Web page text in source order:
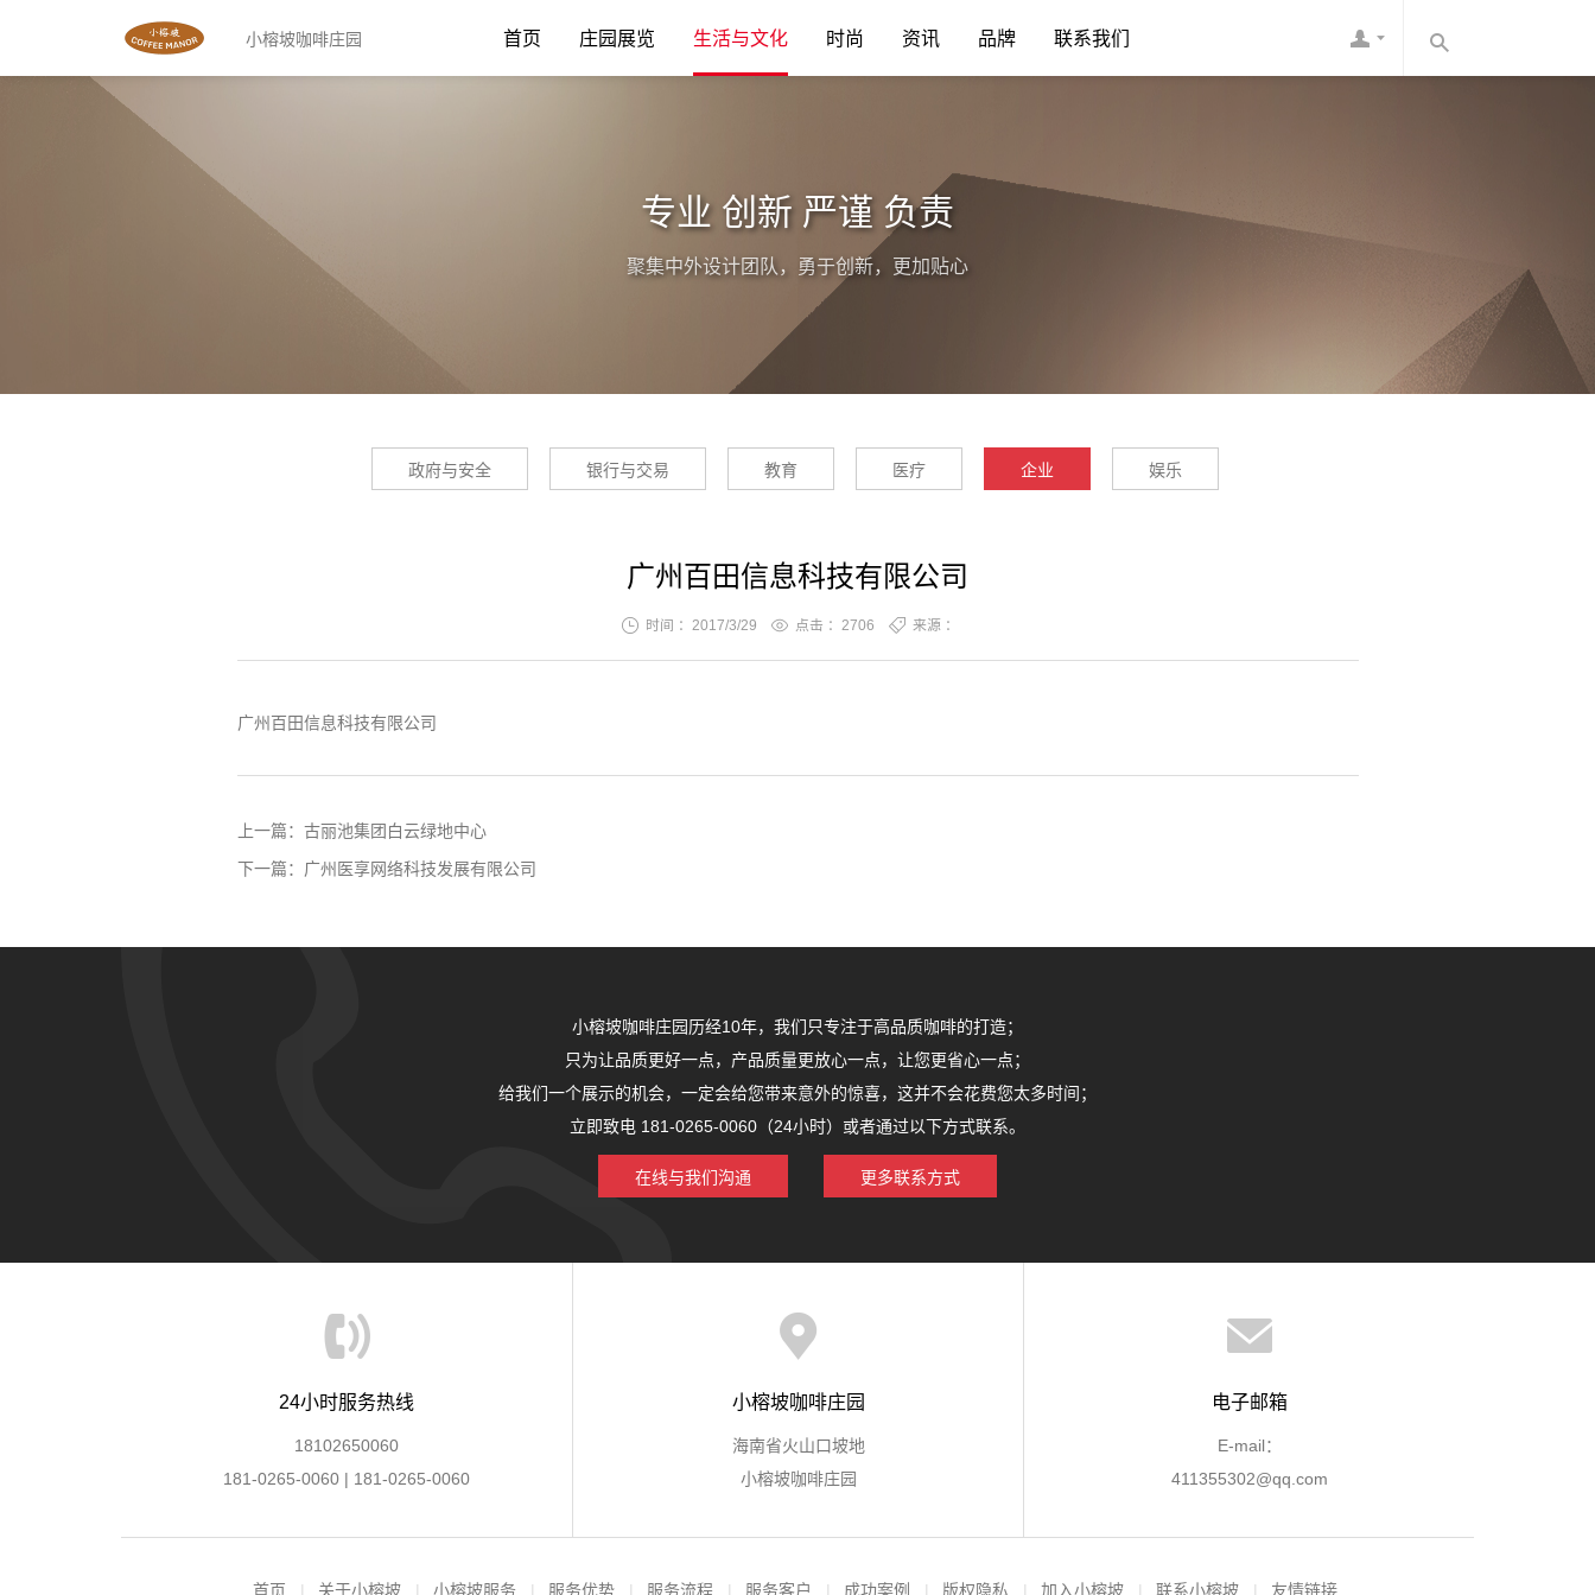
小榕坡咖啡庄园 首页 庄园展览 生活与文化 时尚 资讯 品牌 联系我们
专业 创新 严谨 负责
聚集中外设计团队，勇于创新，更加贴心
政府与安全 银行与交易 教育 医疗 企业 娱乐
广州百田信息科技有限公司
时间 ：2017/3/29 点击 ： 2706 来源 ：
广州百田信息科技有限公司
上一篇： 古丽池集团白云绿地中心
下一篇： 广州医享网络科技发展有限公司
小榕坡咖啡庄园历经10年，我们只专注于高品质咖啡的打造；
只为让品质更好一点，产品质量更放心一点，让您更省心一点；
给我们一个展示的机会，一定会给您带来意外的惊喜，这并不会花费您太多时间；
立即致电 181-0265-0060（24小时）或者通过以下方式联系。
在线与我们沟通 更多联系方式
24小时服务热线
18102650060
181-0265-0060 | 181-0265-0060
小榕坡咖啡庄园
海南省火山口坡地
小榕坡咖啡庄园
电子邮箱
E-mail：
411355302@qq.com
首页 关于小榕坡 小榕坡服务 服务优势 服务流程 服务客户 成功案例 版权隐私 加入小榕坡 联系小榕坡 友情链接